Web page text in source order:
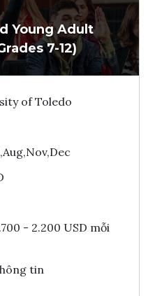
Tham vấn Interlink
Young Adult
7-12)
of Toledo
- 2.200 USD mỗi
tin